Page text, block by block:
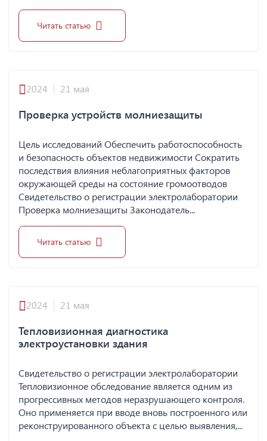
Читать статью
2024 21 мая
Проверка устройств молниезащиты
Цель исследований Обеспечить работоспособность
и безопасность объектов недвижимости Сократить
последствия влияния неблагоприятных факторов
окружающей среды на состояние громоотводов
Свидетельство о регистрации электролаборатории
Проверка молниезащиты Законодатель...
Читать статью
2024 21 мая
Тепловизионная диагностика
электроустановки здания
Свидетельство о регистрации электролаборатории
Тепловизионное обследование является одним из
прогрессивных методов неразрушающего контроля.
Оно применяется при вводе вновь построенного или
реконструированного объекта с целью выявления,...